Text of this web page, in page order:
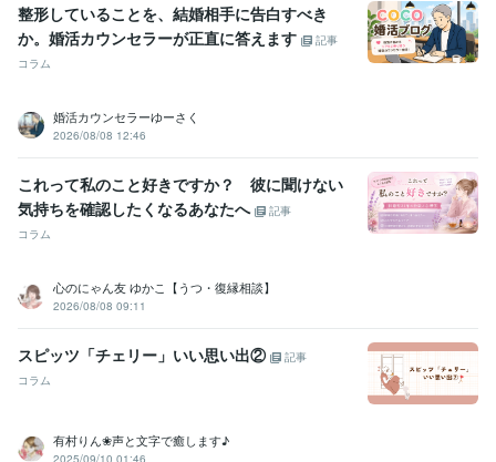
返信回数縛りなし！
・お悩み相談
増やしていきます！
※購入前にDMをいただけると
よろしくお願いいたします。
経験職種
人事 / 人材開発・人材育成・研修 経験年数 : 10年
医療・介護 / 病院・介護施設経営
経験年数 : 2年
職歴
整形していることを、結婚相手に告白すべき
か。婚活カウンセラーが正直に答えます
記事
コラム
婚活カウンセラーゆーさく
2026/08/08 12:46
これって私のこと好きですか？ 彼に聞けない
気持ちを確認したくなるあなたへ
記事
コラム
心のにゃん友 ゆかこ【うつ・復縁相談】
2026/08/08 09:11
スピッツ「チェリー」いい思い出②
記事
コラム
有村りん❀声と文字で癒します♪
2025/09/10 01:46